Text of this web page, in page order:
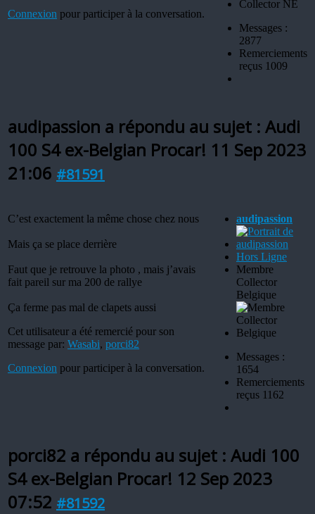
Connexion pour participer à la conversation.
Messages :
2877
Remerciements
reçus 1009
audipassion a répondu au sujet : Audi
100 S4 ex-Belgian Procar! 11 Sep 2023
21:06 #81591
C’est exactement la même chose chez nous
Mais ça se place derrière
Faut que je retrouve la photo , mais j’avais
fait pareil sur ma 200 de rallye
Ça ferme pas mal de clapets aussi
Cet utilisateur a été remercié pour son
message par: Wasabi, porci82
Connexion pour participer à la conversation.
audipassion
Hors Ligne
Membre
Collector
Belgique
Messages :
1654
Remerciements
reçus 1162
porci82 a répondu au sujet : Audi 100
S4 ex-Belgian Procar! 12 Sep 2023
07:52 #81592